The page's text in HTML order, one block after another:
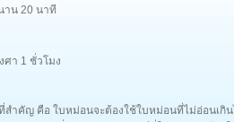
าน 20 นาที
า 1 ชั่วโมง
ำคัญ คือ ใบหม่อนจะต้องใช้ใบหม่อนที่ไม่อ่อนเกิ